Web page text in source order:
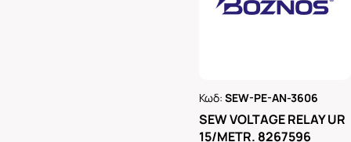
Κωδ:SEW-PE-AN-3606
SEW VOLTAGE RELAY UR
15/METR. 8267596